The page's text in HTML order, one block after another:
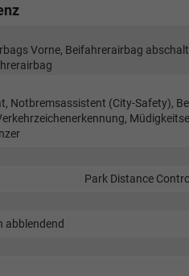
Vorne, Beifahrerairbag
Notbremsassistent (City-Safety),
Park Distance
abblendend